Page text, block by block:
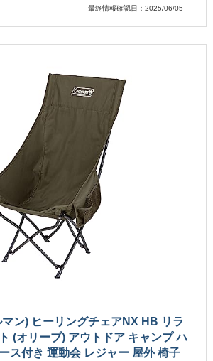
最終情報確認日：2025/06/05
ン) ヒーリングチェアNX HB リラ
(オリーブ) アウトドア キャンプ ハ
ス付き 運動会 レジャー 屋外 椅子